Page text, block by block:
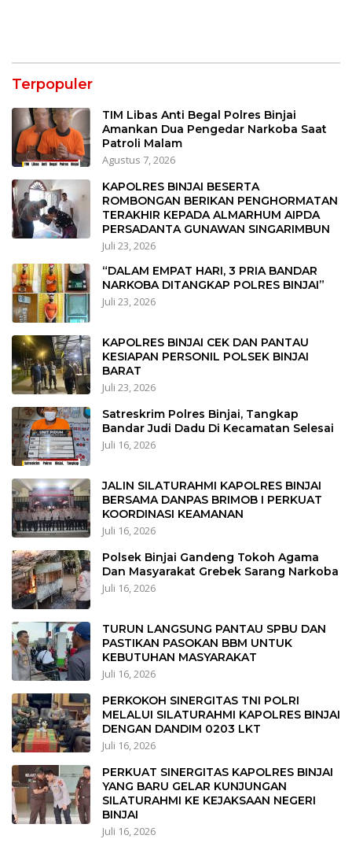
Terpopuler
TIM Libas Anti Begal Polres Binjai
Amankan Dua Pengedar Narkoba Saat
Patroli Malam
Agustus 7, 2026
KAPOLRES BINJAI BESERTA
ROMBONGAN BERIKAN PENGHORMATAN
TERAKHIR KEPADA ALMARHUM AIPDA
PERSADANTA GUNAWAN SINGARIMBUN
Juli 23, 2026
“DALAM EMPAT HARI, 3 PRIA BANDAR
NARKOBA DITANGKAP POLRES BINJAI”
Juli 23, 2026
KAPOLRES BINJAI CEK DAN PANTAU
KESIAPAN PERSONIL POLSEK BINJAI
BARAT
Juli 23, 2026
Satreskrim Polres Binjai, Tangkap
Bandar Judi Dadu Di Kecamatan Selesai
Juli 16, 2026
JALIN SILATURAHMI KAPOLRES BINJAI
BERSAMA DANPAS BRIMOB I PERKUAT
KOORDINASI KEAMANAN
Juli 16, 2026
Polsek Binjai Gandeng Tokoh Agama
Dan Masyarakat Grebek Sarang Narkoba
Juli 16, 2026
TURUN LANGSUNG PANTAU SPBU DAN
PASTIKAN PASOKAN BBM UNTUK
KEBUTUHAN MASYARAKAT
Juli 16, 2026
PERKOKOH SINERGITAS TNI POLRI
MELALUI SILATURAHMI KAPOLRES BINJAI
DENGAN DANDIM 0203 LKT
Juli 16, 2026
PERKUAT SINERGITAS KAPOLRES BINJAI
YANG BARU GELAR KUNJUNGAN
SILATURAHMI KE KEJAKSAAN NEGERI
BINJAI
Juli 16, 2026